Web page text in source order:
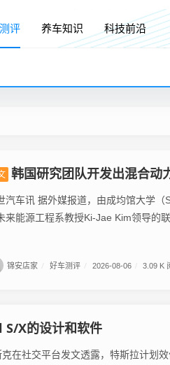
评 养车知识 科技前沿
韩国研究团队开发出混合动
汽车讯 据外媒报道，由成均馆大学
来能源工程系教授Ki-Jae Kim领导的
锦安店家 好车测评 2026-08-06 3.09 K
X的设计和软件
在社交平台发文透露，特斯拉计划